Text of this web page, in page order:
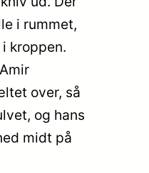
i rummet,
kroppen.
over, så
og hans
midt på